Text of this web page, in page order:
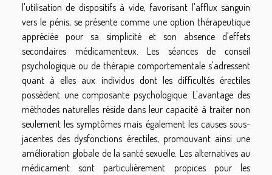
l'utilisation de dispositifs à vide, favorisant l'afflux sanguin
vers le pénis, se présente comme une option thérapeutique
appréciée pour sa simplicité et son absence d'effets
secondaires médicamenteux. Les séances de conseil
psychologique ou de thérapie comportementale s'adressent
quant à elles aux individus dont les difficultés érectiles
possèdent une composante psychologique. L'avantage des
méthodes naturelles réside dans leur capacité à traiter non
seulement les symptômes mais également les causes sous-
jacentes des dysfonctions érectiles, promouvant ainsi une
amélioration globale de la santé sexuelle. Les alternatives au
médicament sont particulièrement propices pour les